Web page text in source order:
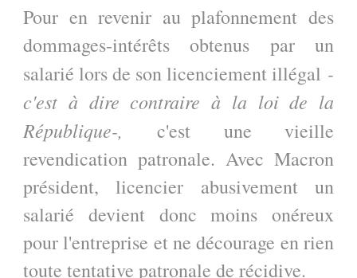
Pour en revenir au plafonnement des
dommages-intérêts obtenus par un
salarié lors de son licenciement illégal -
c'est à dire contraire à la loi de la
République-,c'est une vieille
revendication patronale. Avec Macron
président, licencier abusivement un
salarié devient donc moins onéreux
pour l'entreprise et ne décourage en rien
toute tentative patronale de récidive.